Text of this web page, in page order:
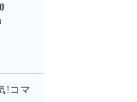
!コマ